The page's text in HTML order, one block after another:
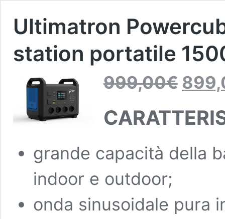
Ultimatron
station portatile
999,00€ prezzo
999,00€.
grande capacità della
indoor e outdoor;
onda sinusoidale pura